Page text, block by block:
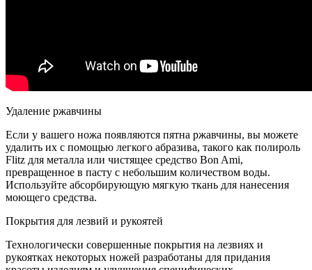
Удаление ржавчины
Если у вашего ножа появляются пятна ржавчины, вы можете
удалить их с помощью легкого абразива, такого как полироль
Flitz для металла или чистящее средство Bon Ami,
превращенное в пасту с небольшим количеством воды.
Используйте абсорбирующую мягкую ткань для нанесения
моющего средства.
Покрытия для лезвий и рукоятей
Технологически совершенные покрытия на лезвиях и
рукоятках некоторых ножей разработаны для придания